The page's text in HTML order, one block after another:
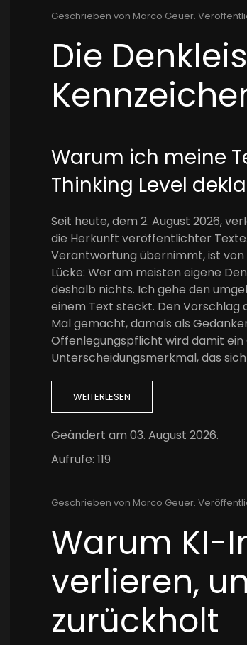
Geschrieben von Marco Geuer.
Die
Warum ich meine
Thinking Level
Seit heute, dem 2. August 2026,
die Herkunft veröffentlichter
Verantwortung übernimmt, ist von
Lücke: Wer am meisten eigene
deshalb nichts. Ich gehe den
einem Text steckt. Den Vorschlag
Mal gemacht, damals als
Offenlegungspflicht wird damit
Unterscheidungsmerkmal, das
WEITERLESEN
Geändert am 03. August 2026.
Aufrufe: 119
Geschrieben von Marco Geuer.
Warum KI-
verlieren,
zurückholt